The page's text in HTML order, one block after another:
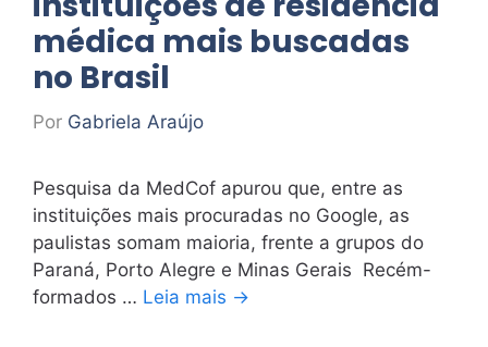
médica mais buscadas
no Brasil
Por Gabriela Araújo
Pesquisa da MedCof apurou que, entre as
instituições mais procuradas no Google, as
paulistas somam maioria, frente a grupos do
Paraná, Porto Alegre e Minas Gerais Recém-
formados … Leia mais →